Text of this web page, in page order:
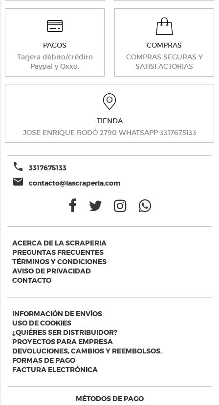
PAGOS
Tarjeta débito/crédito
Paypal y Oxxo.
COMPRAS
COMPRAS SEGURAS Y
SATISFACTORIAS
TIENDA
JOSE ENRIQUE RODÓ 2790 WHATSAPP 3317675133
phone 3317675133
email contacto@lascraperia.com
ACERCA DE LA SCRAPERIA
PREGUNTAS FRECUENTES
TÉRMINOS Y CONDICIONES
AVISO DE PRIVACIDAD
CONTACTO
INFORMACIÓN DE ENVÍOS
USO DE COOKIES
¿QUIÉRES SER DISTRIBUIDOR?
PROYECTOS PARA EMPRESA
DEVOLUCIONES, CAMBIOS Y REEMBOLSOS.
FORMAS DE PAGO
FACTURA ELECTRÓNICA
MÉTODOS DE PAGO